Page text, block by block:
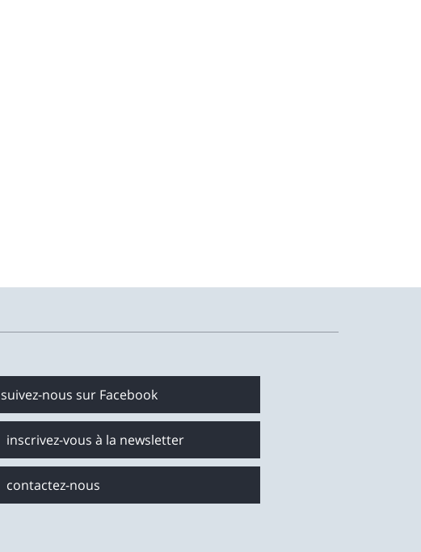
suivez-nous sur Facebook
inscrivez-vous à la newsletter
contactez-nous